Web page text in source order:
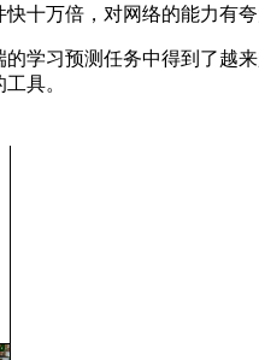
十万倍，对网络的能力有夸
习预测任务中得到了越
具。